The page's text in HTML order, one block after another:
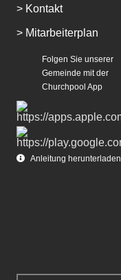
> Kontakt
> Mitarbeiterplan
Folgen Sie unserer
Gemeinde mit der
Churchpool App
Anleitung herunterladen